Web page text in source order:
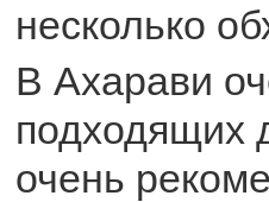
несколько
В Ахарави
подходящих
очень